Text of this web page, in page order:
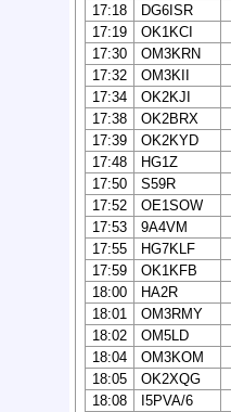
17:18
DG6ISR
17:19
OK1KCI
17:30
OM3KRN
17:32
OM3KII
17:34
OK2KJI
17:38
OK2BRX
17:39
OK2KYD
17:48
HG1Z
17:50
S59R
17:52
OE1SOW
17:53
9A4VM
17:55
HG7KLF
17:59
OK1KFB
18:00
HA2R
18:01
OM3RMY
18:02
OM5LD
18:04
OM3KOM
18:05
OK2XQG
18:08
I5PVA/6